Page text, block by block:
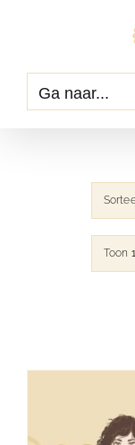
Ga naar...
Toon